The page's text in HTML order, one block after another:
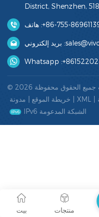
District, Shenzhen,
هاتف :+86-755-
بريد إلكتروني :
Whatsapp :
مدونة
خريطة الموقع XML
IPv6 الشبكة المدعومة
بيت منتجات